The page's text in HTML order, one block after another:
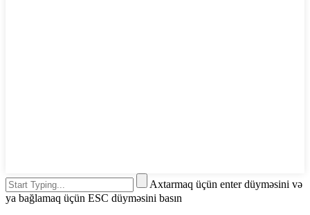
Axtarmaq üçün enter düyməsini və
ya bağlamaq üçün ESC düyməsini basın